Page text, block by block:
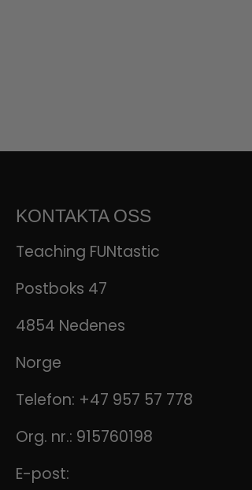
KONTAKTA OSS
Teaching FUNtastic
Postboks 47
4854 Nedenes
Norge
Telefon: +47 957 57 778
Org. nr.: 915760198
E-post: